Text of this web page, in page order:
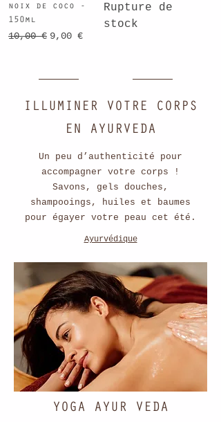
noix de coco -
150ml
Prix original
10,00 € Prix promotionnel
9,00 €
Rupture de
stock
ILLUMINER VOTRE CORPS
EN AYURVEDA
Un peu d’authenticité pour
accompagner votre corps !
Savons, gels douches,
shampooings, huiles et baumes
pour égayer votre peau cet été.
Ayurvédique
YOGA AYUR VEDA